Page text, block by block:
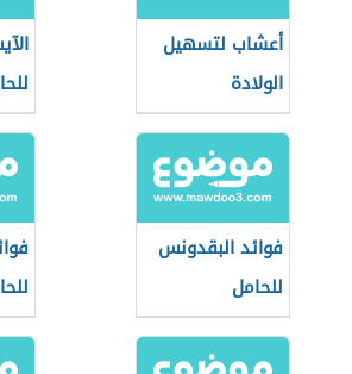
أعشاب لتسهيل
الولادة
فوائد البقدونس
للحامل